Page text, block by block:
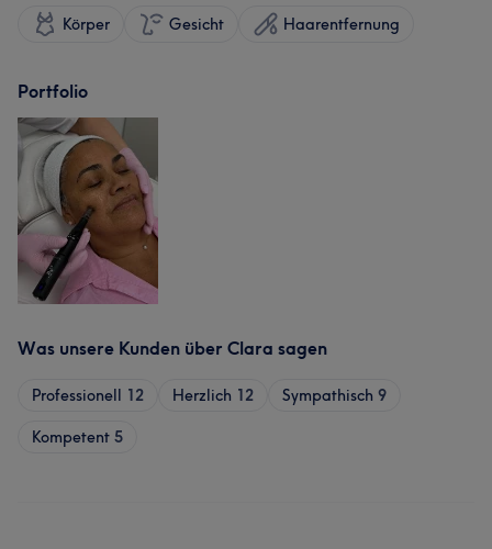
Körper Gesicht Haarentfernung
Portfolio
Was unsere Kunden über Clara sagen
Professionell 12 Herzlich 12 Sympathisch 9
Kompetent 5